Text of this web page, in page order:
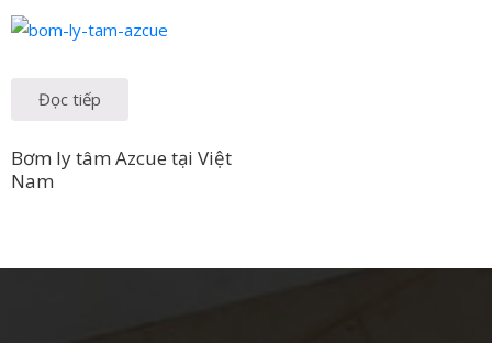
Đọc tiếp
Bơm ly tâm Azcue tại Việt
Nam